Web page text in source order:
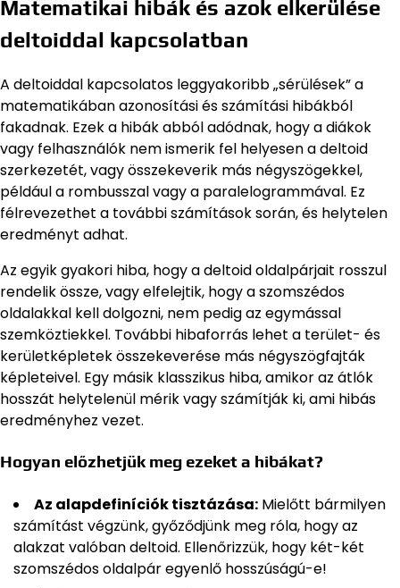
Matematikai hibák és azok elkerülése
deltoiddal kapcsolatban
A deltoiddal kapcsolatos leggyakoribb „sérülések” a
matematikában azonosítási és számítási hibákból
fakadnak. Ezek a hibák abból adódnak, hogy a diákok
vagy felhasználók nem ismerik fel helyesen a deltoid
szerkezetét, vagy összekeverik más négyszögekkel,
például a rombusszal vagy a paralelogrammával. Ez
félrevezethet a további számítások során, és helytelen
eredményt adhat.
Az egyik gyakori hiba, hogy a deltoid oldalpárjait rosszul
rendelik össze, vagy elfelejtik, hogy a szomszédos
oldalakkal kell dolgozni, nem pedig az egymással
szemköztiekkel. További hibaforrás lehet a terület- és
kerületképletek összekeverése más négyszögfajták
képleteivel. Egy másik klasszikus hiba, amikor az átlók
hosszát helytelenül mérik vagy számítják ki, ami hibás
eredményhez vezet.
Hogyan előzhetjük meg ezeket a hibákat?
Az alapdefiníciók tisztázása: Mielőtt bármilyen
számítást végzünk, győződjünk meg róla, hogy az
alakzat valóban deltoid. Ellenőrizzük, hogy két-két
szomszédos oldalpár egyenlő hosszúságú-e!